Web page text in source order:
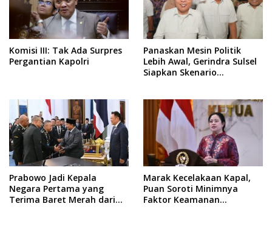
Komisi III: Tak Ada Surpres
Pergantian Kapolri
Panaskan Mesin Politik
Lebih Awal, Gerindra Sulsel
Siapkan Skenario
Prabowo Jadi Kepala
Negara Pertama yang
Terima Baret Merah dari
Marak Kecelakaan Kapal,
Puan Soroti Minimnya
Faktor Keamanan